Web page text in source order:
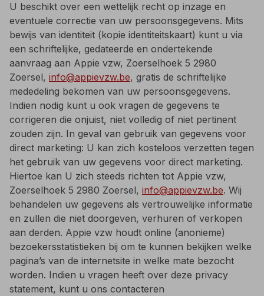
U beschikt over een wettelijk recht op inzage en
eventuele correctie van uw persoonsgegevens. Mits
bewijs van identiteit (kopie identiteitskaart) kunt u via
een schriftelijke, gedateerde en ondertekende
aanvraag aan Appie vzw, Zoerselhoek 5 2980
Zoersel, info@appievzw.be, gratis de schriftelijke
mededeling bekomen van uw persoonsgegevens.
Indien nodig kunt u ook vragen de gegevens te
corrigeren die onjuist, niet volledig of niet pertinent
zouden zijn. In geval van gebruik van gegevens voor
direct marketing: U kan zich kosteloos verzetten tegen
het gebruik van uw gegevens voor direct marketing.
Hiertoe kan U zich steeds richten tot Appie vzw,
Zoerselhoek 5 2980 Zoersel, info@appievzw.be. Wij
behandelen uw gegevens als vertrouwelijke informatie
en zullen die niet doorgeven, verhuren of verkopen
aan derden. Appie vzw houdt online (anonieme)
bezoekersstatistieken bij om te kunnen bekijken welke
pagina’s van de internetsite in welke mate bezocht
worden. Indien u vragen heeft over deze privacy
statement, kunt u ons contacteren